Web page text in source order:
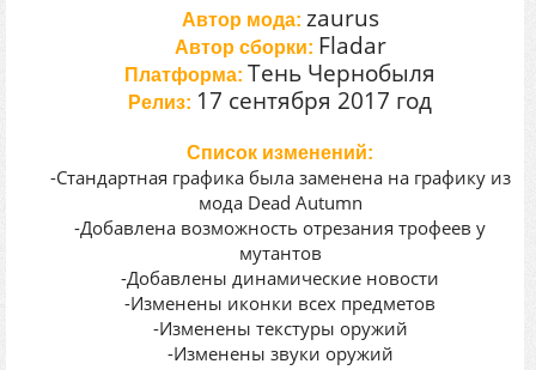
Автор мода: zaurus
Автор сборки: Fladar
Платформа: Тень Чернобыля
Релиз: 17 сентября 2017 год
Список изменений:
-Стандартная графика была заменена на графику из
мода Dead Autumn
-Добавлена возможность отрезания трофеев у
мутантов
-Добавлены динамические новости
-Изменены иконки всех предметов
-Изменены текстуры оружий
-Изменены звуки оружий